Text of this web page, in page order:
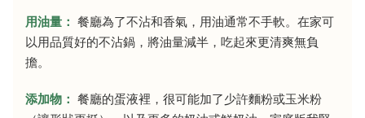
用油量： 餐廳為了不沾和香氣，用油通常不手軟。在家可
以用品質好的不沾鍋，將油量減半，吃起來更清爽無負
擔。
添加物： 餐廳的蛋液裡，很可能加了少許麵粉或玉米粉